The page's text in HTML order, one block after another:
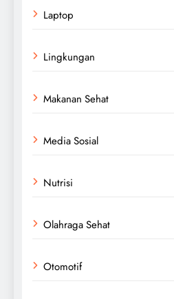
Laptop
Lingkungan
Makanan Sehat
Media Sosial
Nutrisi
Olahraga Sehat
Otomotif